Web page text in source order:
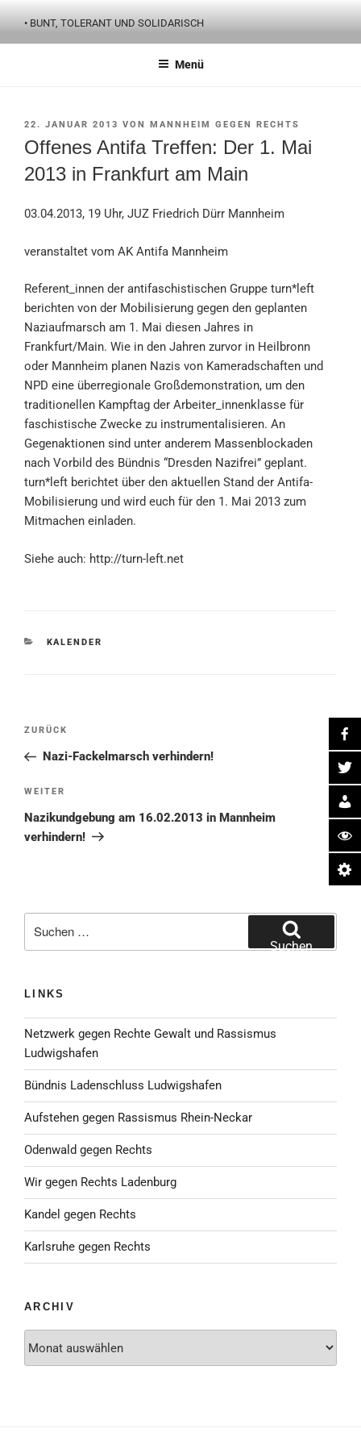
Inhalt
springen
• BUNT, TOLERANT UND SOLIDARISCH
Menü
VERÖFFENTLICHT
22. JANUAR 2013 VON MANNHEIM GEGEN RECHTS
Offenes Antifa Treffen: Der 1. Mai
2013 in Frankfurt am Main
03.04.2013, 19 Uhr, JUZ Friedrich Dürr Mannheim
veranstaltet vom AK Antifa Mannheim
Referent_innen der antifaschistischen Gruppe turn*left
berichten von der Mobilisierung gegen den geplanten
Naziaufmarsch am 1. Mai diesen Jahres in
Frankfurt/Main. Wie in den Jahren zurvor in Heilbronn
oder Mannheim planen Nazis von Kameradschaften und
NPD eine überregionale Großdemonstration, um den
traditionellen Kampftag der Arbeiter_innenklasse für
faschistische Zwecke zu instrumentalisieren. An
Gegenaktionen sind unter anderem Massenblockaden
nach Vorbild des Bündnis “Dresden Nazifrei” geplant.
turn*left berichtet über den aktuellen Stand der Antifa-
Mobilisierung und wird euch für den 1. Mai 2013 zum
Mitmachen einladen.
Siehe auch: http://turn-left.net
KATEGORIEN
KALENDER
Beitragsnavigation
Vorheriger
Beitrag
ZURÜCK
Nazi-Fackelmarsch verhindern!
Nächster
Beitrag
WEITER
Nazikundgebung am 16.02.2013 in Mannheim
verhindern!
nach:
Suchen
LINKS
Netzwerk gegen Rechte Gewalt und Rassismus
Ludwigshafen
Bündnis Ladenschluss Ludwigshafen
Aufstehen gegen Rassismus Rhein-Neckar
Odenwald gegen Rechts
Wir gegen Rechts Ladenburg
Kandel gegen Rechts
Karlsruhe gegen Rechts
ARCHIV